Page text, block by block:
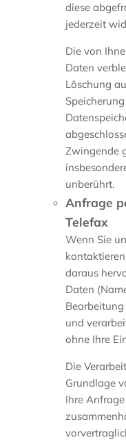
diese
jederzeit
Die von
Daten
Löschung
Zwingende
unberührt.
Anfrage
Telefax
Wenn Sie
daraus
Daten
und
ohne Ihre
Die
Grundlage
Ihre